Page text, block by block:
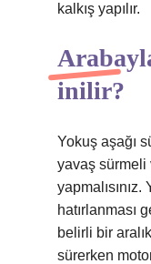
kalkış yapılır.
inilir?
Yokuş aşağı
yavaş sürmeli
hatırlanması
belirli bir
sürerken